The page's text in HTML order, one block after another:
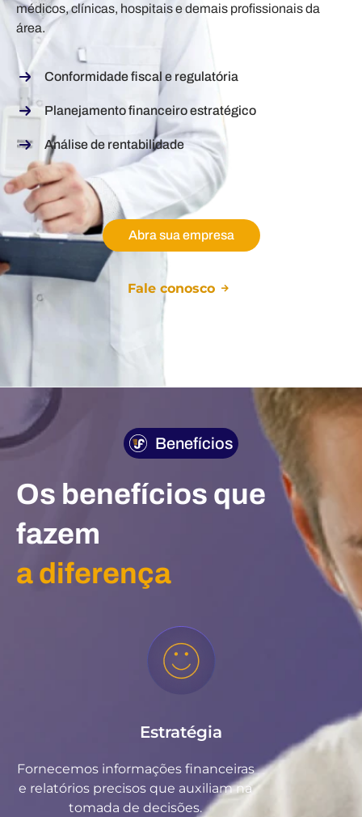
médicos, clínicas, hospitais e demais profissionais da
área.
Conformidade fiscal e regulatória
Planejamento financeiro estratégico
Análise de rentabilidade
Abra sua empresa
Fale conosco
Benefícios
Os benefícios que
fazem
a diferença
Estratégia
Fornecemos informações financeiras
e relatórios precisos que auxiliam na
tomada de decisões.